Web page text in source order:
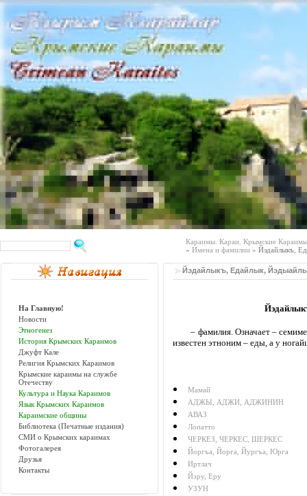
Караимы. Караи. Крымские
»Имена и фамилии » Йэдайлыкъ,
На Главную!
Новости
Этногенез
История Крымских Караимов
Джуфт Кале
Религия Крымских Караимов
Крымские караимы на службе
Отечеству
Культура и Наука Караимов
Язык Крымских Караимов
Караимские общины
Библиотека (Печатные издания)
СМИ о Крымских караимах
Фотогалерея
Друзья
Контакты
Йэдайлыкъ, Едайлык,
– фамилия. Означает –
известен этноним – еды, а у
Мамай
АДЖЫ, АДЖИ, АДЖИНИН
АВАЗ
Лопатто
ЧЕРКЕЗ, ЧЕРКЕС, ШЕРКЕС
Йоргъа, Йорга, Йургъа, Юрга
Иртлач
Йэру, Еру
УЗУН